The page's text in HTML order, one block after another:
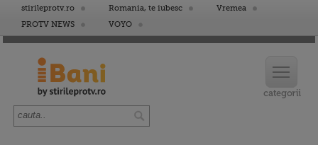
stirileprotv.ro Romania, te iubesc
Vremea
PROTV NEWS
VOYO